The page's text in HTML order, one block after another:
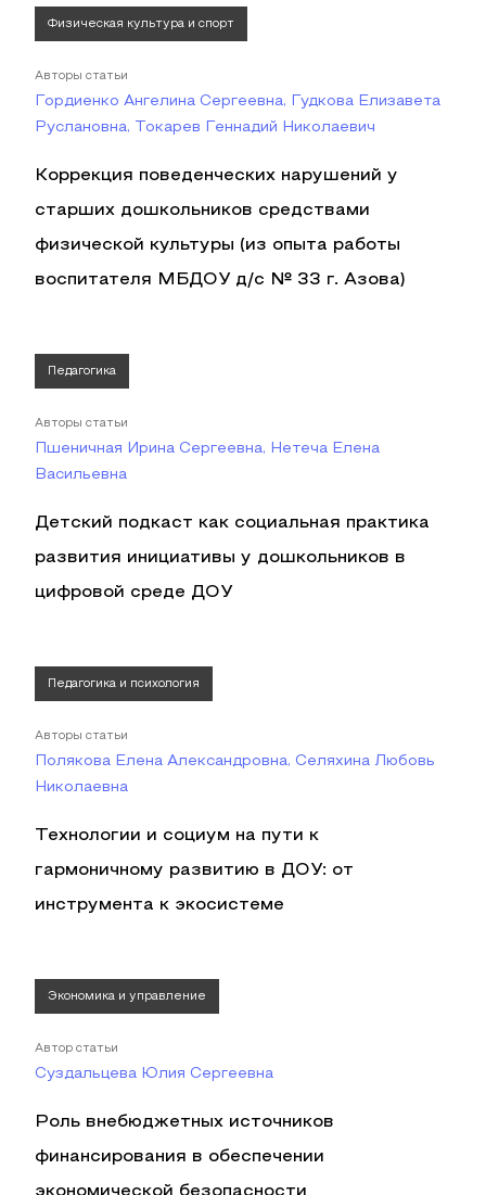
Физическая культура и спорт
Авторы статьи
Гордиенко Ангелина Сергеевна, Гудкова Елизавета
Руслановна, Токарев Геннадий Николаевич
Коррекция поведенческих нарушений у
старших дошкольников средствами
физической культуры (из опыта работы
воспитателя МБДОУ д/с № 33 г. Азова)
Педагогика
Авторы статьи
Пшеничная Ирина Сергеевна, Нетеча Елена
Васильевна
Детский подкаст как социальная практика
развития инициативы у дошкольников в
цифровой среде ДОУ
Педагогика и психология
Авторы статьи
Полякова Елена Александровна, Селяхина Любовь
Николаевна
Технологии и социум на пути к
гармоничному развитию в ДОУ: от
инструмента к экосистеме
Экономика и управление
Автор статьи
Суздальцева Юлия Сергеевна
Роль внебюджетных источников
финансирования в обеспечении
экономической безопасности